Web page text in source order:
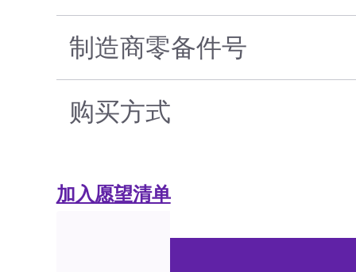
制造商零备件号
购买方式
加入愿望清单